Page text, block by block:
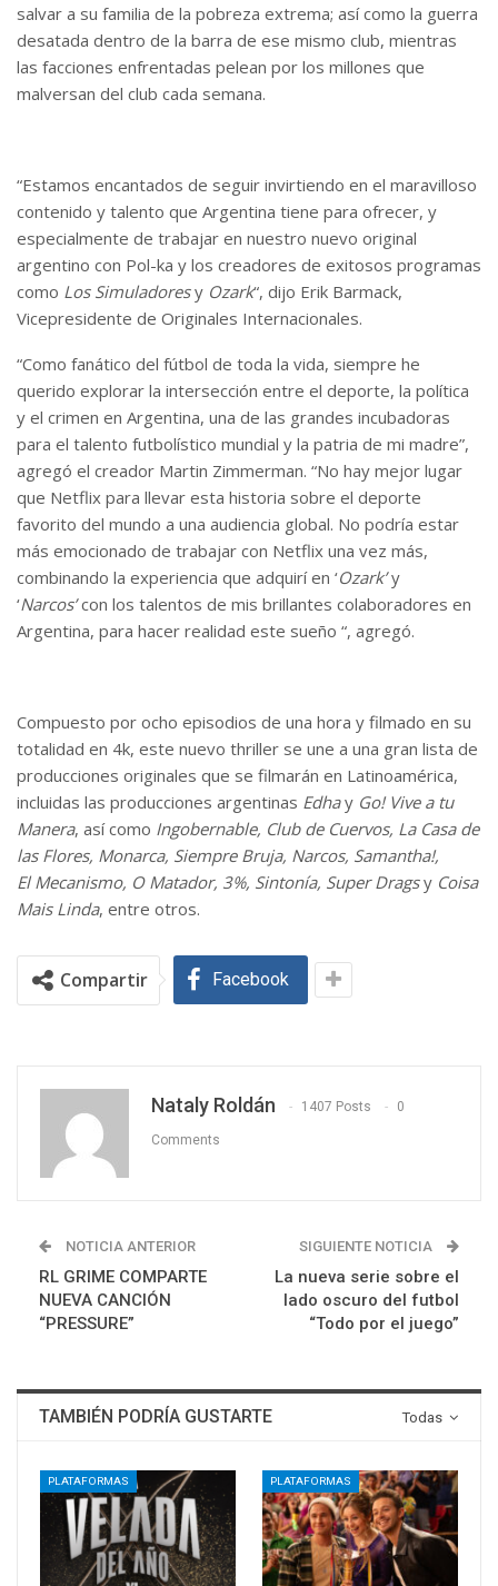
salvar a su familia de la pobreza extrema; así como la guerra
desatada dentro de la barra de ese mismo club, mientras
las facciones enfrentadas pelean por los millones que
malversan del club cada semana.
“Estamos encantados de seguir invirtiendo en el maravilloso
contenido y talento que Argentina tiene para ofrecer, y
especialmente de trabajar en nuestro nuevo original
argentino con Pol-ka y los creadores de exitosos programas
como Los Simuladoresy Ozark“, dijo Erik Barmack,
Vicepresidente de Originales Internacionales.
“Como fanático del fútbol de toda la vida, siempre he
querido explorar la intersección entre el deporte, la política
y el crimen en Argentina, una de las grandes incubadoras
para el talento futbolístico mundial y la patria de mi madre”,
agregó el creador Martin Zimmerman. “No hay mejor lugar
que Netflix para llevar esta historia sobre el deporte
favorito del mundo a una audiencia global. No podría estar
más emocionado de trabajar con Netflix una vez más,
combinando la experiencia que adquirí en ‘Ozark’y
‘Narcos’con los talentos de mis brillantes colaboradores en
Argentina, para hacer realidad este sueño “, agregó.
Compuesto por ocho episodios de una hora y filmado en su
totalidad en 4k, este nuevo thriller se une a una gran lista de
producciones originales que se filmarán en Latinoamérica,
incluidas las producciones argentinas Edhay Go! Vive a tu
Manera, así como Ingobernable, Club de Cuervos, La Casa de
las Flores, Monarca, Siempre Bruja, Narcos, Samantha!,
El Mecanismo, O Matador, 3%, Sintonía, Super Dragsy Coisa
Mais Linda, entre otros.
Compartir Facebook
Nataly Roldán 1407 Posts 0
Comments
NOTICIA ANTERIOR
RL GRIME COMPARTE
NUEVA CANCIÓN
“PRESSURE”
SIGUIENTE NOTICIA
La nueva serie sobre el
lado oscuro del futbol
“Todo por el juego”
Todas
TAMBIÉN PODRÍA GUSTARTE
PLATAFORMAS PLATAFORMAS